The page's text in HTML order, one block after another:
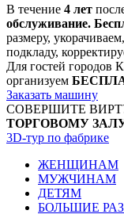
В течение 4 лет
обслуживание.
размеру,
подкладу,
Для гостей городов
организуем
Заказать машину
СОВЕРШИТЕ
ТОРГОВОМУ
3D-тур по фабрике
ЖЕНЩИНАМ
МУЖЧИНАМ
ДЕТЯМ
БОЛЬШИЕ